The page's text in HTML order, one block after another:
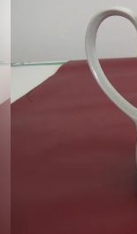
vorheriges Bild